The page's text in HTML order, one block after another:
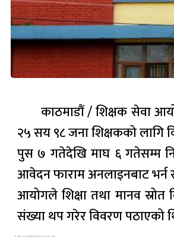
काठमाडौं / शिक्षक सेवा
२५ सय ९८ जना शिक्षकको लागि
पुस ७ गतेदेखि माघ ६ गतेसम्म
आवेदन फाराम अनलाइनबाट
आयोगले शिक्षा तथा मानव
संख्या थप गरेर विवरण पठाएको